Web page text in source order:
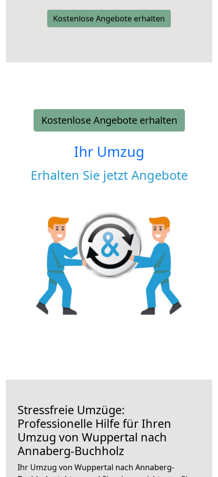
Kostenlose Angebote erhalten
Kostenlose Angebote erhalten
Ihr Umzug
Erhalten Sie jetzt Angebote
Stressfreie Umzüge:
Professionelle Hilfe für Ihren
Umzug von Wuppertal nach
Annaberg-Buchholz
Ihr Umzug von Wuppertal nach Annaberg-